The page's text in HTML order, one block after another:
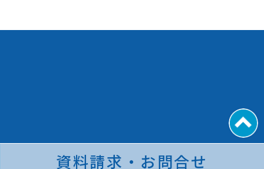
資料請求・お問合せ